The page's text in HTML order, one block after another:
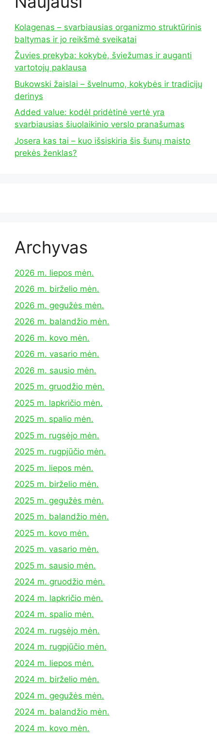
Kolagenas – svarbiausias organizmo struktūrinis
baltymas ir jo reikšmė sveikatai
Žuvies prekyba: kokybė, šviežumas ir auganti
vartotojų paklausa
Bukowski žaislai – švelnumo, kokybės ir tradicijų
derinys
Added value: kodėl pridėtinė vertė yra
svarbiausias šiuolaikinio verslo pranašumas
Josera kas tai – kuo išsiskiria šis šunų maisto
prekės ženklas?
Archyvas
2026 m. liepos mėn.
2026 m. birželio mėn.
2026 m. gegužės mėn.
2026 m. balandžio mėn.
2026 m. kovo mėn.
2026 m. vasario mėn.
2026 m. sausio mėn.
2025 m. gruodžio mėn.
2025 m. lapkričio mėn.
2025 m. spalio mėn.
2025 m. rugsėjo mėn.
2025 m. rugpjūčio mėn.
2025 m. liepos mėn.
2025 m. birželio mėn.
2025 m. gegužės mėn.
2025 m. balandžio mėn.
2025 m. kovo mėn.
2025 m. vasario mėn.
2025 m. sausio mėn.
2024 m. gruodžio mėn.
2024 m. lapkričio mėn.
2024 m. spalio mėn.
2024 m. rugsėjo mėn.
2024 m. rugpjūčio mėn.
2024 m. liepos mėn.
2024 m. birželio mėn.
2024 m. gegužės mėn.
2024 m. balandžio mėn.
2024 m. kovo mėn.